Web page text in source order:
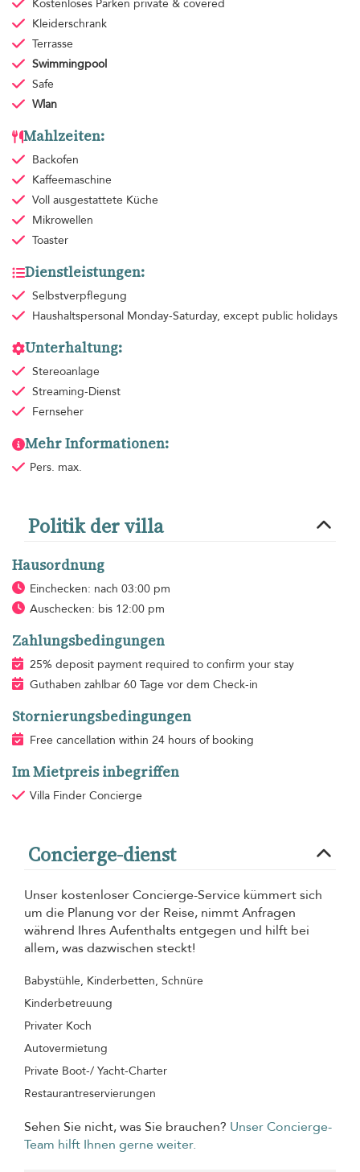
Kostenloses Parken private & covered
Kleiderschrank
Terrasse
Swimmingpool
Safe
Wlan
Mahlzeiten:
Backofen
Kaffeemaschine
Voll ausgestattete Küche
Mikrowellen
Toaster
Dienstleistungen:
Selbstverpflegung
Haushaltspersonal Monday-Saturday, except public holidays
Unterhaltung:
Stereoanlage
Streaming-Dienst
Fernseher
Mehr Informationen:
Pers. max.
Politik der villa
Hausordnung
Einchecken: nach 03:00 pm
Auschecken: bis 12:00 pm
Zahlungsbedingungen
25% deposit payment required to confirm your stay
Guthaben zahlbar 60 Tage vor dem Check-in
Stornierungsbedingungen
Free cancellation within 24 hours of booking
Im Mietpreis inbegriffen
Villa Finder Concierge
Concierge-dienst
Unser kostenloser Concierge-Service kümmert sich
um die Planung vor der Reise, nimmt Anfragen
während Ihres Aufenthalts entgegen und hilft bei
allem, was dazwischen steckt!
Babystühle, Kinderbetten, Schnüre
Kinderbetreuung
Privater Koch
Autovermietung
Private Boot-/ Yacht-Charter
Restaurantreservierungen
Sehen Sie nicht, was Sie brauchen? Unser Concierge-
Team hilft Ihnen gerne weiter.